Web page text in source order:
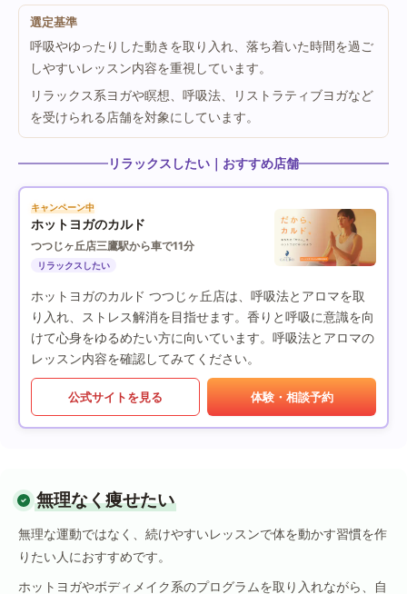
選定基準
呼吸やゆったりした動きを取り入れ、落ち着いた時間を過ご
しやすいレッスン内容を重視しています。
リラックス系ヨガや瞑想、呼吸法、リストラティブヨガなど
を受けられる店舗を対象にしています。
リラックスしたい｜おすすめ店舗
キャンペーン中
ホットヨガのカルド
つつじヶ丘店三鷹駅から車で11分
リラックスしたい
ホットヨガのカルド つつじヶ丘店は、呼吸法とアロマを取
り入れ、ストレス解消を目指せます。香りと呼吸に意識を向
けて心身をゆるめたい方に向いています。呼吸法とアロマの
レッスン内容を確認してみてください。
公式サイトを見る 体験・相談予約
無理なく痩せたい
無理な運動ではなく、続けやすいレッスンで体を動かす習慣を作
りたい人におすすめです。
ホットヨガやボディメイク系のプログラムを取り入れながら、自